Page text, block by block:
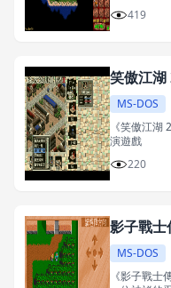
419
笑傲江湖
MS-DOS
《笑傲江
演遊戲
220
影子戰士
MS-DOS
《影子戰